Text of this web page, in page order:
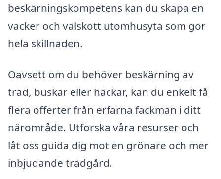
beskärningskompetens kan du skapa en
vacker och välskött utomhusyta som gör
hela skillnaden.
Oavsett om du behöver beskärning av
träd, buskar eller häckar, kan du enkelt få
flera offerter från erfarna fackmän i ditt
närområde. Utforska våra resurser och
låt oss guida dig mot en grönare och mer
inbjudande trädgård.